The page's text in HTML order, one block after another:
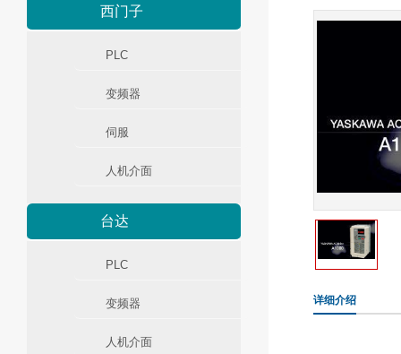
西门子
PLC
变频器
伺服
人机介面
台达
PLC
变频器
人机介面
详细介绍